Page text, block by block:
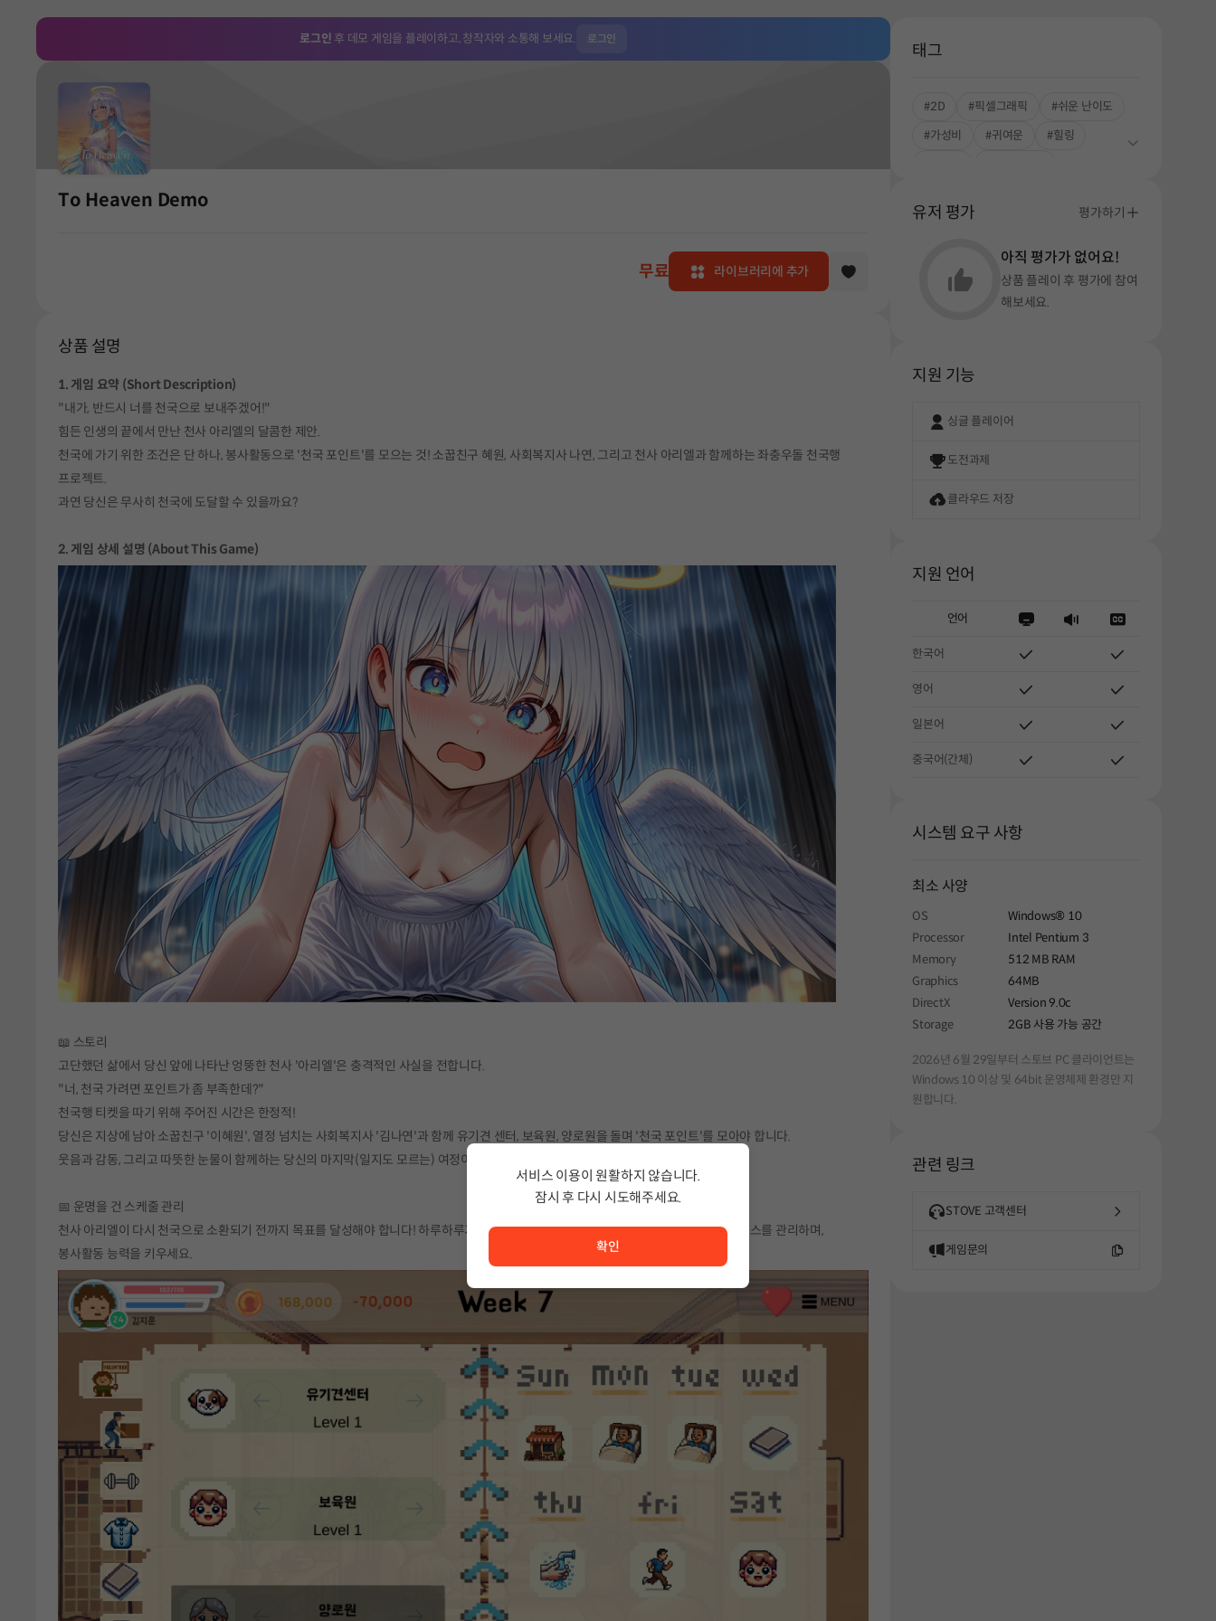
로그인 후 데모 게임을 플레이하고,창작자와 소통해 보세요. 로그인
To Heaven Demo
무료 라이브러리에 추가
상품 설명
1. 게임 요약 (Short Description)
"내가, 반드시 너를 천국으로 보내주겠어!"
힘든 인생의 끝에서 만난 천사 아리엘의 달콤한 제안.
천국에 가기 위한 조건은 단 하나, 봉사활동으로 '천국 포인트'를 모으는 것! 소꿉친구 혜원, 사회복지사 나연, 그리고 천사 아리엘과 함께하는 좌충우돌 천국행
프로젝트.
과연 당신은 무사히 천국에 도달할 수 있을까요?
2. 게임 상세 설명 (About This Game)
📖 스토리
고단했던 삶에서 당신 앞에 나타난 엉뚱한 천사 '아리엘'은 충격적인 사실을 전합니다.
"너, 천국 가려면 포인트가 좀 부족한데?"
천국행 티켓을 따기 위해 주어진 시간은 한정적!
당신은 지상에 남아 소꿉친구 '이혜원', 열정 넘치는 사회복지사 '김나연'과 함께 유기견 센터, 보육원, 양로원을 돌며 '천국 포인트'를 모아야 합니다.
웃음과 감동, 그리고 따뜻한 눈물이 함께하는 당신의 마지막(일지도 모르는) 여정이 시작됩니다.
📅 운명을 건 스케줄 관리
천사 아리엘이 다시 천국으로 소환되기 전까지 목표를 달성해야 합니다! 하루하루가 소중합니다. 아르바이트로 돈을 벌고, 휴식으로 스트레스를 관리하며,
봉사활동 능력을 키우세요.
태그
#2D #픽셀그래픽
#쉬운 난이도
#가성비
#귀여운
#힐링
유저 평가 평가하기
아직 평가가 없어요!
상품 플레이 후 평가에 참여
해보세요.
지원 기능
싱글 플레이어
도전과제
클라우드 저장
지원 언어
언어
한국어
영어
일본어
중국어(간체)
시스템 요구 사항
최소 사양
OS
Windows® 10
Processor
Intel Pentium 3
Memory
512 MB RAM
Graphics
64MB
DirectX
Version 9.0c
Storage
2GB 사용 가능 공간
2026년 6월 29일부터 스토브 PC 클라이언트는
Windows 10 이상 및 64bit 운영체제 환경만 지
원합니다.
관련 링크
STOVE 고객센터
게임문의
서비스 이용이 원활하지 않습니다.
잠시 후 다시 시도해주세요.
확인